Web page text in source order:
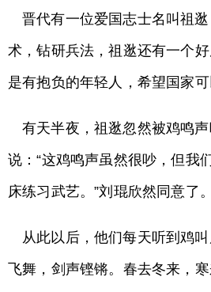
晋代有一位爱国志士名叫祖
术，钻研兵法，祖逖还有一个
是有抱负的年轻人，希望国家可
有天半夜，祖逖忽然被鸡鸣
说：“这鸡鸣声虽然很吵，但我
床练习武艺。”刘琨欣然同意了。
从此以后，他们每天听到鸡
飞舞，剑声铿锵。春去冬来，